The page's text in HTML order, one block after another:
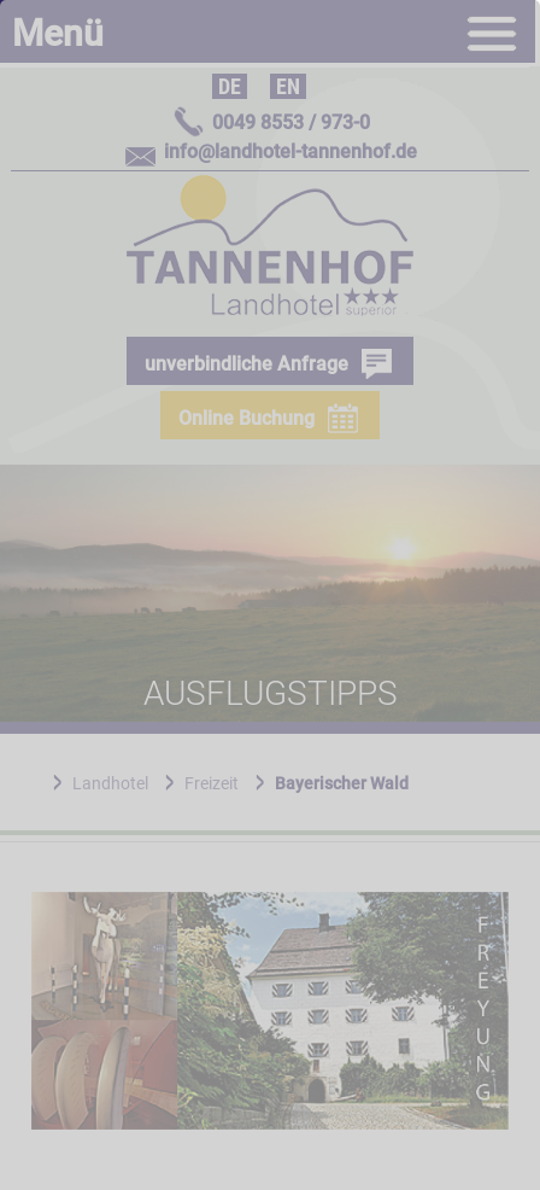
0049 8553 / 973-0
info@landhotel-tannenhof.de
unverbindliche Anfrage
Online Buchung
DE EN
Menü
AUSFLUGSTIPPS
Landhotel Freizeit Bayerischer Wald